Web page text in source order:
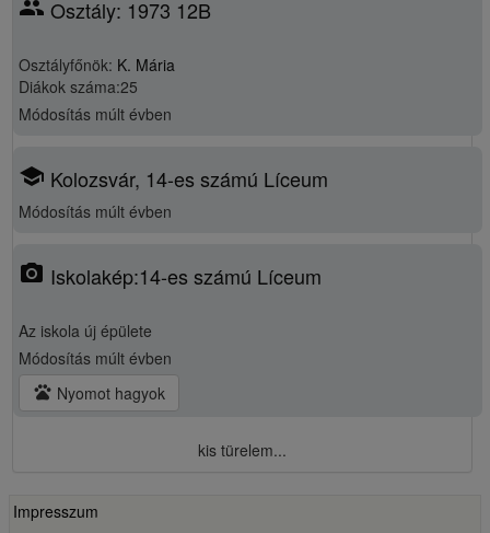
group Osztály: 1973 12B
Osztályfőnök: K. Mária
Diákok száma:25
Módosítás múlt évben
school Kolozsvár, 14-es számú Líceum
Módosítás múlt évben
photo_camera Iskolakép:14-es számú Líceum
Az iskola új épülete
Módosítás múlt évben
pets Nyomot hagyok
kis türelem...
Impresszum